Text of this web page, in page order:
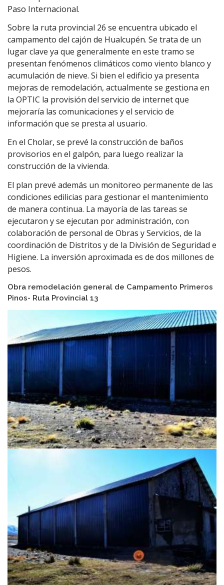
Paso Internacional.
Sobre la ruta provincial 26 se encuentra ubicado el
campamento del cajón de Hualcupén. Se trata de un
lugar clave ya que generalmente en este tramo se
presentan fenómenos climáticos como viento blanco y
acumulación de nieve. Si bien el edificio ya presenta
mejoras de remodelación, actualmente se gestiona en
la OPTIC la provisión del servicio de internet que
mejoraría las comunicaciones y el servicio de
información que se presta al usuario.
En el Cholar, se prevé la construcción de baños
provisorios en el galpón, para luego realizar la
construcción de la vivienda.
El plan prevé además un monitoreo permanente de las
condiciones edilicias para gestionar el mantenimiento
de manera continua. La mayoría de las tareas se
ejecutaron y se ejecutan por administración, con
colaboración de personal de Obras y Servicios, de la
coordinación de Distritos y de la División de Seguridad e
Higiene. La inversión aproximada es de dos millones de
pesos.
Obra remodelación general de Campamento Primeros
Pinos- Ruta Provincial 13